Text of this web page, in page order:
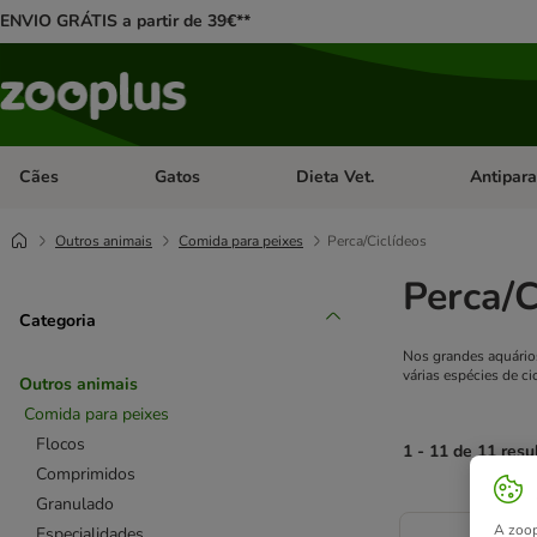
ENVIO GRÁTIS a partir de 39€**
Cães Abrir menu de categoria: Cães
Gatos Abrir menu de categoria: Gatos
Dieta Vet. Abrir
Outros animais Comida para peixes Perca/Ciclídeos
Categoria
Outros animais
Comida para peixes
Flocos
Comprimidos
Granulado
Perca/
Nos grandes
várias espécies de
1 - 11 de 11
product items
A